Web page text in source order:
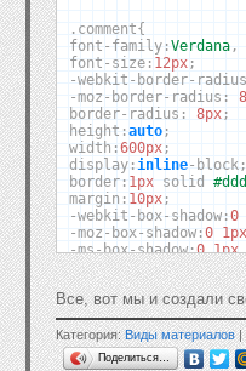
height:36px
width :600px ;
display :block;
background:rgba (54, 54
webkit-border-top -
-webkit -border top -
-moz-border - radius
-moz- border -
border- top- left -radius
border- top right
}
name{float left;
nameava img{float :
radius: 8px;-moz
.time{float:right;
.message{
-webkit-border-bottom
-webkit-border-bottom
-moz-border-radius-
-moz-border-radius-
. comment{
font -family :Verdana ,
font - size : 12px ;
-webkit - border- radius
-moz - border- radius :
border- radius : 8px ;
height :auto ;
width :600px ;
display:inline- block;
border: 1px solid
margin : 10px ;
-webkit - box-shadow :0
-moz - box- shadow :0 1px
-ms-box-shadow:0 1px
-o-box-shadow:0 1px
box-shadow:0 1px 3px
}
.nameava{
border-bottom:1px
Все, вот мы и создали
Категория:Виды материалов|
Поделиться…